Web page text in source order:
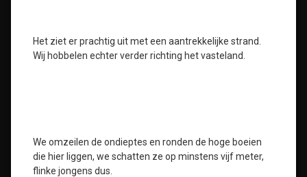
Het ziet er prachtig uit met een aantrekkelijke strand.
Wij hobbelen echter verder richting het vasteland.
We omzeilen de ondieptes en ronden de hoge boeien
die hier liggen, we schatten ze op minstens vijf meter,
flinke jongens dus.